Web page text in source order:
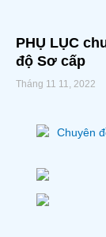
PHỤ LỤC
độ Sơ cấp
Tháng 11 11, 2022